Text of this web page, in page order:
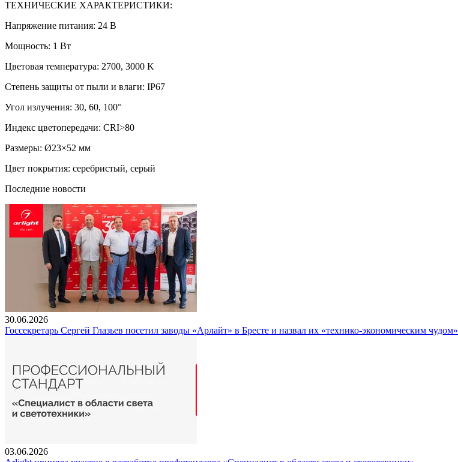
ТЕХНИЧЕСКИЕ ХАРАКТЕРИСТИКИ:
Напряжение питания: 24 В
Мощность: 1 Вт
Цветовая температура: 2700, 3000 K
Степень защиты от пыли и влаги: IP67
Угол излучения: 30, 60, 100°
Индекс цветопередачи: CRI>80
Размеры: Ø23×52 мм
Цвет покрытия: серебристый, серый
Последние новости
30.06.2026
Госсекретарь Сергей Глазьев посетил заводы «Арлайт» в Бресте и назвал их «технико-экономическим чудом»
03.06.2026